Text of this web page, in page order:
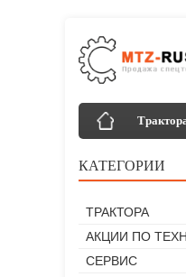
КАТЕГОРИИ
ТРАКТОРА
АКЦИИ ПО
СЕРВИС